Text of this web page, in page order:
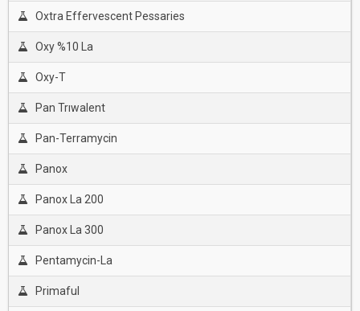
Oxtra Effervescent Pessaries
Oxy %10 La
Oxy-T
Pan Trıwalent
Pan-Terramycin
Panox
Panox La 200
Panox La 300
Pentamycin-La
Primaful